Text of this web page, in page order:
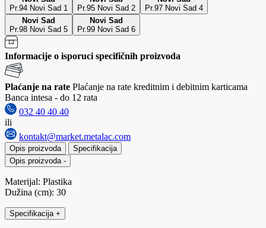
Pr.94 Novi Sad 1
Pr.95 Novi Sad 2
Pr.97 Novi Sad 4
Novi Sad
Pr.98 Novi Sad 5
Novi Sad
Pr.99 Novi Sad 6
Informacije o isporuci specifičnih proizvoda
Plaćanje na rate Plaćanje na rate kreditnim i debitnim karticama
Banca intesa - do 12 rata
032 40 40 40
ili
kontakt@market.metalac.com
Opis proizvoda
Specifikacija
Opis proizvoda -
Materijal: Plastika
Dužina (cm): 30
Specifikacija +